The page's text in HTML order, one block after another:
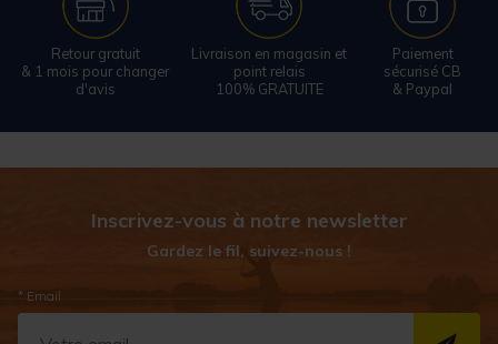
Retour gratuit
& 1 mois pour changer
d'avis
Livraison en magasin et
point relais
100% GRATUITE
Paiement
sécurisé CB
& Paypal
Inscrivez-vous à notre newsletter
Gardez le fil, suivez-nous !
* Email